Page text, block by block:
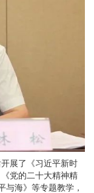
展了《习近平新时
党的二十大精神精
海》等专题教学，